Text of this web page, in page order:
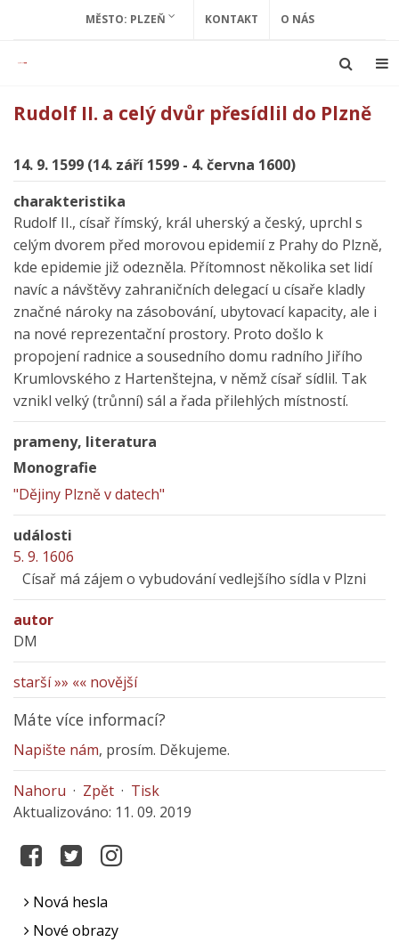
MĚSTO: PLZEŇ KONTAKT O NÁS
Rudolf II. a celý dvůr přesídlil do Plzně
14. 9. 1599 (14. září 1599 - 4. června 1600)
charakteristika
Rudolf II., císař římský, král uherský a český, uprchl s
celým dvorem před morovou epidemií z Prahy do Plzně,
kde epidemie již odezněla. Přítomnost několika set lidí
navíc a návštěvy zahraničních delegací u císaře kladly
značné nároky na zásobování, ubytovací kapacity, ale i
na nové reprezentační prostory. Proto došlo k
propojení radnice a sousedního domu radního Jiřího
Krumlovského z Hartenštejna, v němž císař sídlil. Tak
vznikl velký (trůnní) sál a řada přilehlých místností.
prameny, literatura
Monografie
"Dějiny Plzně v datech"
události
5. 9. 1606
Císař má zájem o vybudování vedlejšího sídla v Plzni
autor
DM
starší »» «« novější
Máte více informací?
Napište nám, prosím. Děkujeme.
Nahoru · Zpět · Tisk
Aktualizováno: 11. 09. 2019
Nová hesla
Nové obrazy